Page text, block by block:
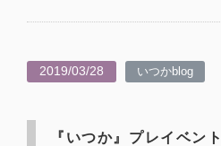
2019/03/28 いつかblog
『いつか』プレイベン